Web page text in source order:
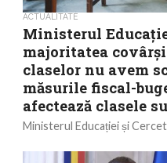
ACTUALITATE
Ministerul
majoritatea
claselor nu avem
măsurile fiscal-
afectează clasele
Ministerul Educației și
nu există schimbări în anul